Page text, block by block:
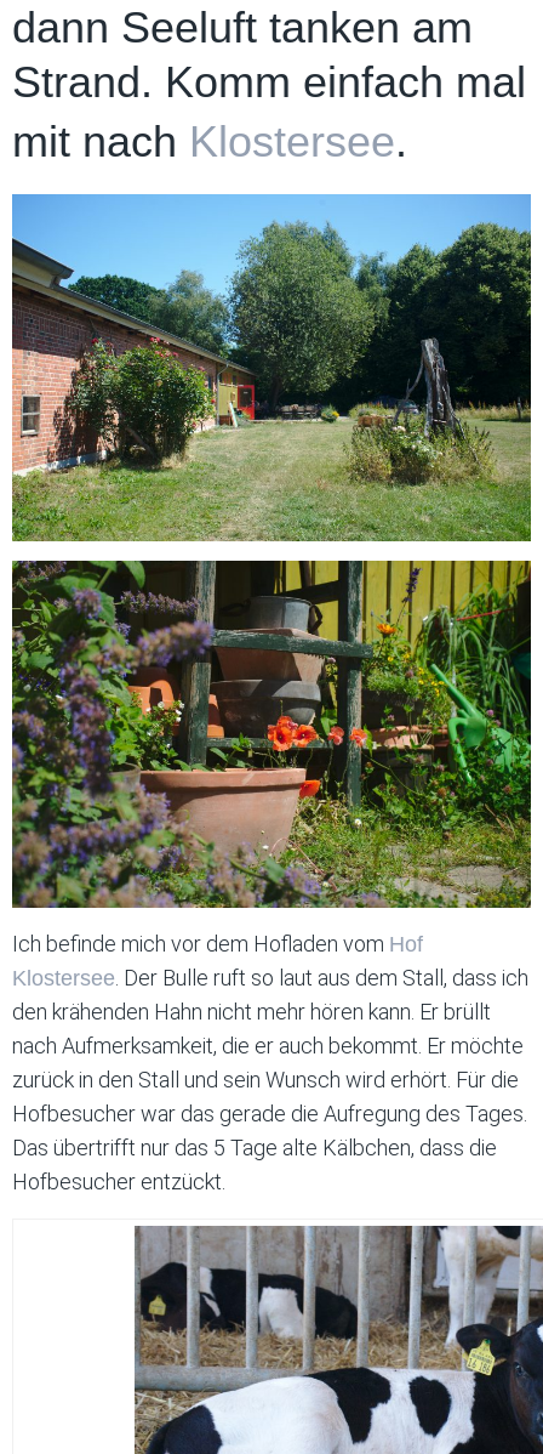
dann Seeluft tanken am
Strand. Komm einfach mal
mit nach Klostersee.
Ich befinde mich vor dem Hofladen vom Hof
Klostersee . Der Bulle ruft so laut aus dem Stall, dass ich
den krähenden Hahn nicht mehr hören kann. Er brüllt
nach Aufmerksamkeit, die er auch bekommt. Er möchte
zurück in den Stall und sein Wunsch wird erhört. Für die
Hofbesucher war das gerade die Aufregung des Tages.
Das übertrifft nur das 5 Tage alte Kälbchen, dass die
Hofbesucher entzückt.